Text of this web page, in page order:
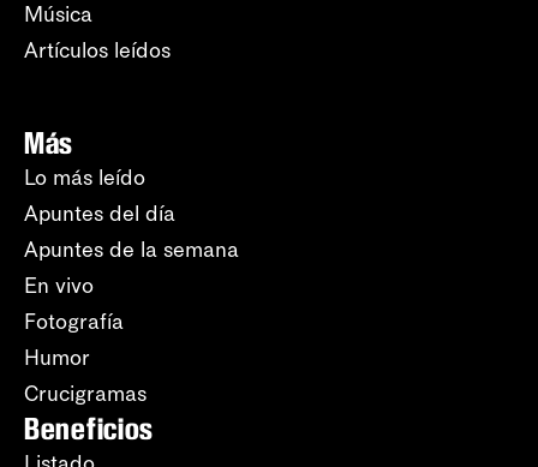
Música
Artículos leídos
Más
Lo más leído
Apuntes del día
Apuntes de la semana
En vivo
Fotografía
Humor
Crucigramas
Beneficios